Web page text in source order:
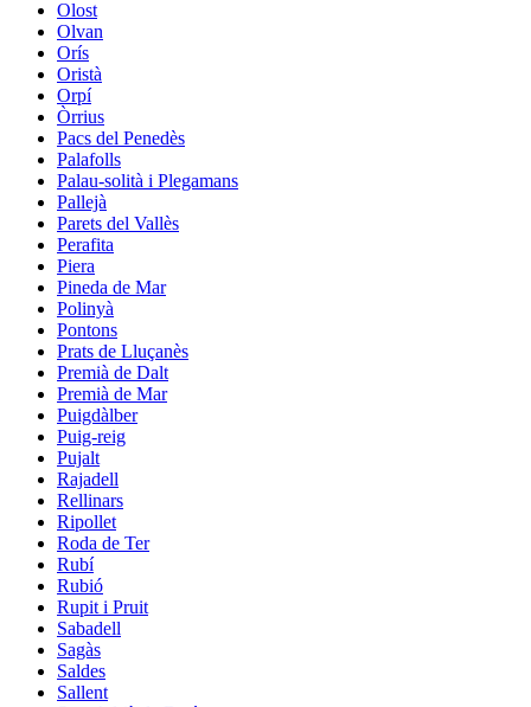
Olost
Olvan
Orís
Oristà
Orpí
Òrrius
Pacs del Penedès
Palafolls
Palau-solità i Plegamans
Pallejà
Parets del Vallès
Perafita
Piera
Pineda de Mar
Polinyà
Pontons
Prats de Lluçanès
Premià de Dalt
Premià de Mar
Puigdàlber
Puig-reig
Pujalt
Rajadell
Rellinars
Ripollet
Roda de Ter
Rubí
Rubió
Rupit i Pruit
Sabadell
Sagàs
Saldes
Sallent